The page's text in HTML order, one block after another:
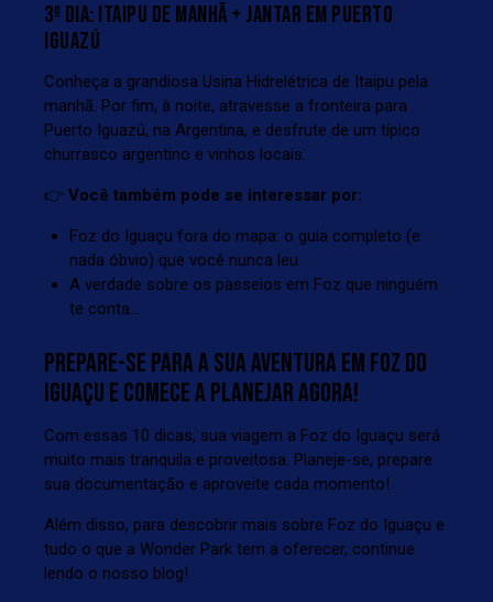
3º DIA: ITAIPU DE MANHÃ + JANTAR EM PUERTO
IGUAZÚ
Conheça a grandiosa Usina Hidrelétrica de Itaipu pela
manhã. Por fim, à noite, atravesse a fronteira para
Puerto Iguazú, na Argentina, e desfrute de um típico
churrasco argentino e vinhos locais.
👉 Você também pode se interessar por:
Foz do Iguaçu fora do mapa: o guia completo (e
nada óbvio) que você nunca leu
A verdade sobre os passeios em Foz que ninguém
te conta…
PREPARE-SE PARA A SUA AVENTURA EM FOZ DO
IGUAÇU E COMECE A PLANEJAR AGORA!
Com essas 10 dicas, sua viagem a Foz do Iguaçu será
muito mais tranquila e proveitosa. Planeje-se, prepare
sua documentação e aproveite cada momento!
Além disso, para descobrir mais sobre Foz do Iguaçu e
tudo o que a Wonder Park tem a oferecer, continue
lendo o nosso blog!